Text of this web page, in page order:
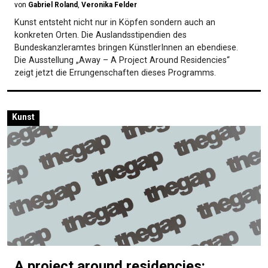
von Gabriel Roland, Veronika Felder
Kunst entsteht nicht nur in Köpfen sondern auch an
konkreten Orten. Die Auslandsstipendien des
Bundeskanzleramtes bringen KünstlerInnen an ebendiese.
Die Ausstellung „Away – A Project Around Residencies“
zeigt jetzt die Errungenschaften dieses Programms.
Kunst